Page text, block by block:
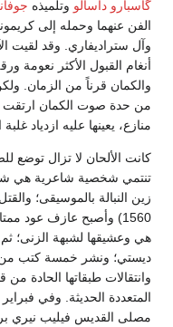
گاسبارو داسالو وتلميذه
الفن عنهما وحمله إلى
وآل ستراديفاري. وقد لقيت
أنغام القبول الأكثر نعومة
والكمان قرناً من الزمان.
من حدة صوت الكمان ارتقت
منازع، يعينها عليه ازدياد
كانت الألحان لا تزال توضع
تنتمي شخصية شاعرية هي
زين النبالة بالموسيقى؛
1560) وأصبح عازف عود
هي وعشيقها لشبهة الزنى؛ ثم
ديستي؛ ونشر خمسة كتب من
وانتقالات طبقاتها الحادة
مصلى القديس فيليب نيري